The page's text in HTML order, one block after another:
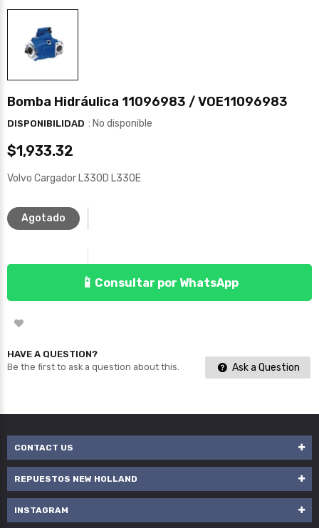
Bomba Hidráulica 11096983 / VOE11096983
DISPONIBILIDAD : No disponible
$1,933.32
Volvo Cargador L330D L330E
Agotado
📱 Consultar por WhatsApp
HAVE A QUESTION?
Be the first to ask a question about this.
Ask a Question
CONTACT US
REPUESTOS NEW HOLLAND
INSTAGRAM